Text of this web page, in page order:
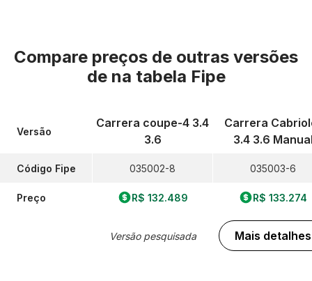
Compare preços de outras versões
de na tabela Fipe
Versão
Código Fipe
Preço
Carrera coupe-4 3.4
3.6
035002-8
R$ 132.489
Versão pesquisada
Carrera
3.4 3.6
035003-6
R$ 133.274
Mais detalhes